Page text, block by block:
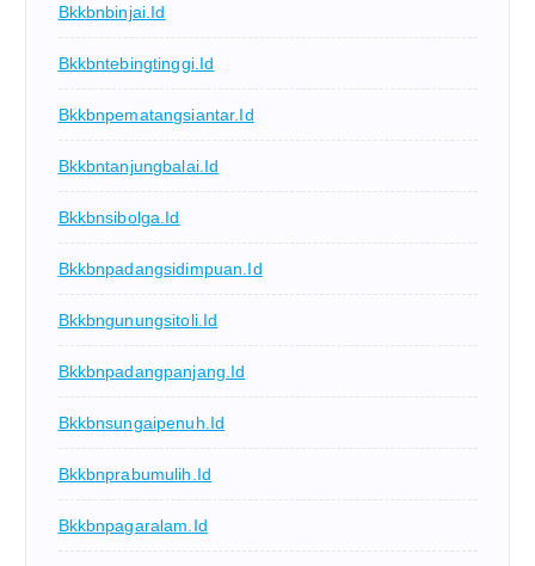
Bkkbnbinjai.id
Bkkbntebingtinggi.id
Bkkbnpematangsiantar.id
Bkkbntanjungbalai.id
Bkkbnsibolga.id
Bkkbnpadangsidimpuan.id
Bkkbngunungsitoli.id
Bkkbnpadangpanjang.id
Bkkbnsungaipenuh.id
Bkkbnprabumulih.id
Bkkbnpagaralam.id